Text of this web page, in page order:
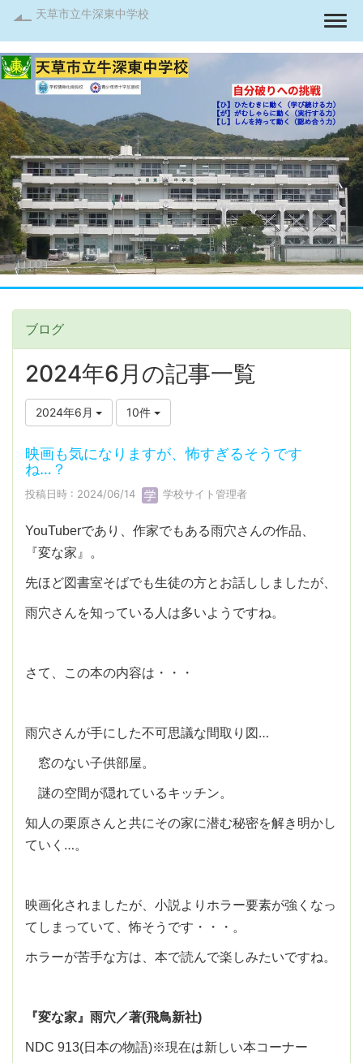
天草市立牛深東中学校
ブログ
2024年6月の記事一覧
2024年6月 10件
映画も気になりますが、怖すぎるそうです
ね…？
投稿日時 : 2024/06/14 学校サイト管理者
YouTuberであり、作家でもある雨穴さんの作品、
『変な家』。
先ほど図書室そばでも生徒の方とお話ししましたが、
雨穴さんを知っている人は多いようですね。
さて、この本の内容は・・・
雨穴さんが手にした不可思議な間取り図…
窓のない子供部屋。
謎の空間が隠れているキッチン。
知人の栗原さんと共にその家に潜む秘密を解き明かし
ていく…。
映画化されましたが、小説よりホラー要素が強くなっ
てしまっていて、怖そうです・・・。
ホラーが苦手な方は、本で読んで楽しみたいですね。
『変な家』雨穴／著(飛鳥新社)
NDC 913(日本の物語)※現在は新しい本コーナー